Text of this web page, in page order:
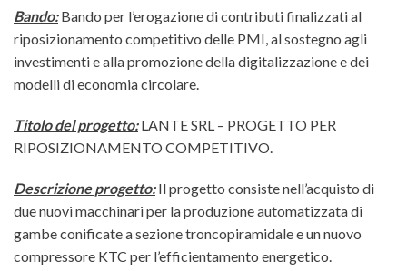
Bando:Bando per l’erogazione di contributi finalizzati al
riposizionamento competitivo delle PMI, al sostegno agli
investimenti e alla promozione della digitalizzazione e dei
modelli di economia circolare.
Titolo del progetto:LANTE SRL – PROGETTO PER
RIPOSIZIONAMENTO COMPETITIVO.
Descrizione progetto:Il progetto consiste nell’acquisto di
due nuovi macchinari per la produzione automatizzata di
gambe conificate a sezione troncopiramidale e un nuovo
compressore KTC per l’efficientamento energetico.